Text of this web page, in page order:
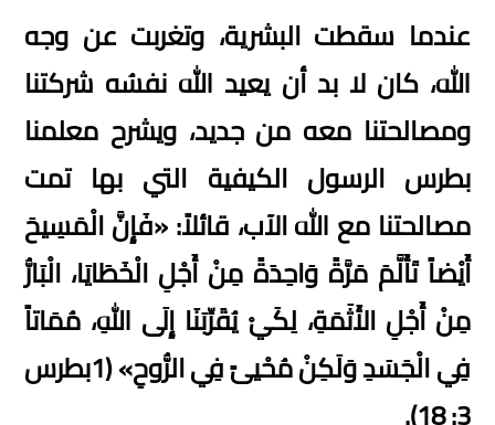
عندما سقطت البشرية، وتغربت عن وجه
الله، كان لا بد أن يعيد الله نفسُه شركتنا
ومصالحتنا معه من جديد، ويشرح معلمنا
بطرس الرسول الكيفية التي بها تمت
مصالحتنا مع الله الآب، قائلاً: «فَإِنَّ الْمَسِيحَ
أَيْضاً تَأَلَّمَ مَرَّةً وَاحِدَةً مِنْ أَجْلِ الْخَطَايَا، الْبَارُّ
مِنْ أَجْلِ الأَثَمَةِ، لِكَيْ يُقَرِّبَنَا إِلَى اللهِ، مُمَاتاً
فِي الْجَسَدِ وَلَكِنْ مُحْيىً فِي الرُّوحِ» (1 بطرس